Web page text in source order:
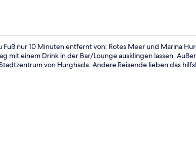
nur 10 Minuten entfernt von: Rotes Meer und Marina
mit einem Drink in der Bar/Lounge ausklingen lassen.
von Hurghada. Andere Reisende lieben das